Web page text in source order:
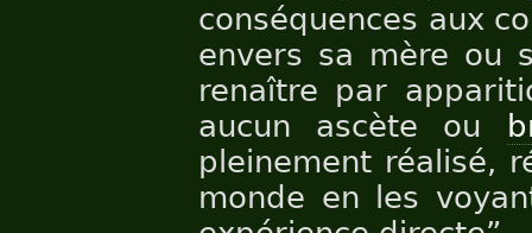
conséquences aux
envers sa mère ou
renaître par
aucun ascète ou
pleinement réalisé,
monde en les